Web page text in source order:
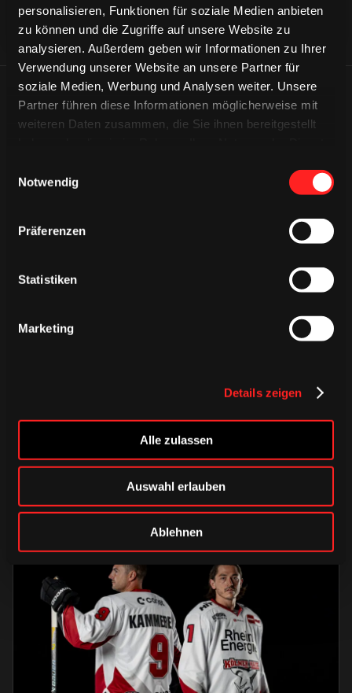
personalisieren, Funktionen für soziale Medien anbieten
zu können und die Zugriffe auf unsere Website zu
analysieren. Außerdem geben wir Informationen zu Ihrer
Verwendung unserer Website an unsere Partner für
soziale Medien, Werbung und Analysen weiter. Unsere
Partner führen diese Informationen möglicherweise mit
weiteren Daten zusammen, die Sie ihnen bereitgestellt
Notwendig
Präferenzen
Statistiken
Marketing
Details zeigen
Alle zulassen
Auswahl erlauben
Ablehnen
ÄHNLICHE NEWS
Alle Infos zum öffentlichen
Haie-Zentrum